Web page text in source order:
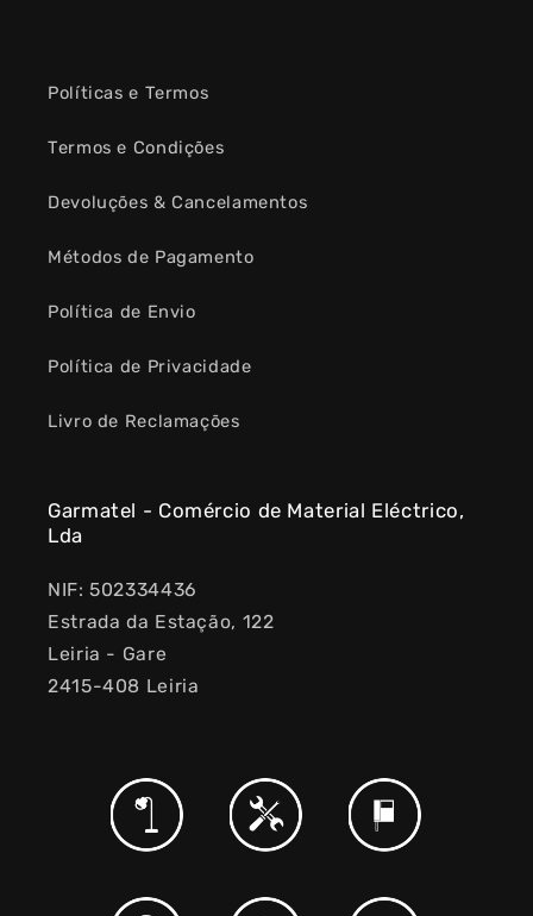
Políticas e Termos
Termos e Condições
Devoluções & Cancelamentos
Métodos de Pagamento
Política de Envio
Política de Privacidade
Livro de Reclamações
Garmatel - Comércio de Material Eléctrico,
Lda
NIF: 502334436
Estrada da Estação, 122
Leiria - Gare
2415-408 Leiria